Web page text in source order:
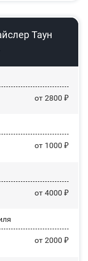
Таун
от 2800 ₽
от 1000 ₽
от 4000 ₽
от 2000 ₽